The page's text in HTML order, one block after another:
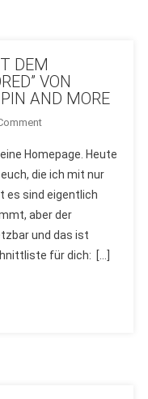
DEM
VON
AND MORE
On
MIT
DEM
STEMPELSET
“INKED
FLORED”
VON
Homepage. Heute
die ich mit nur
es sind eigentlich
aber der
und das ist
für dich: […]